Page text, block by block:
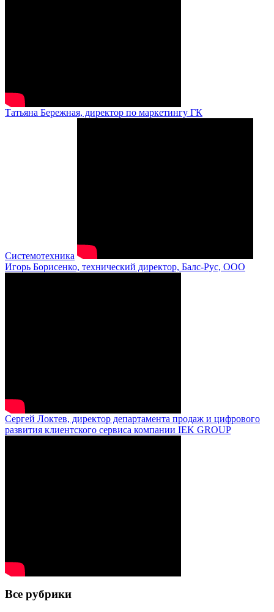
Татьяна Бережная, директор по маркетингу ГК
Системотехника
Игорь Борисенко, технический директор, Балс-Рус, ООО
Сергей Локтев, директор департамента продаж и цифрового
развития клиентского сервиса компании IEK GROUP
Все рубрики